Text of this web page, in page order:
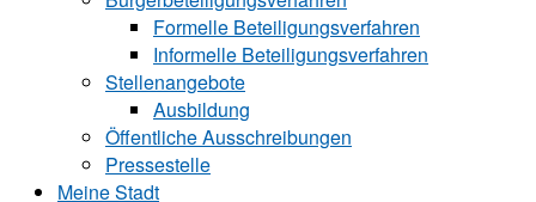
Formelle Beteiligungsverfahren
Informelle Beteiligungsverfahren
Stellenangebote
Ausbildung
Öffentliche Ausschreibungen
Pressestelle
Meine Stadt